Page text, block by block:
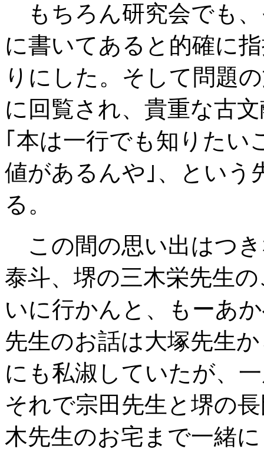
もちろん研究会でも
に書いてあると的確に
りにした。そして問題
に回覧され、貴重な古
｢本は一行でも知りたい
値があるんや｣、という
る。
この間の思い出はつ
泰斗、堺の三木栄先生
いに行かんと、もーあ
先生のお話は大塚先生
にも私淑していたが、
それで宗田先生と堺の
木先生のお宅まで一緒